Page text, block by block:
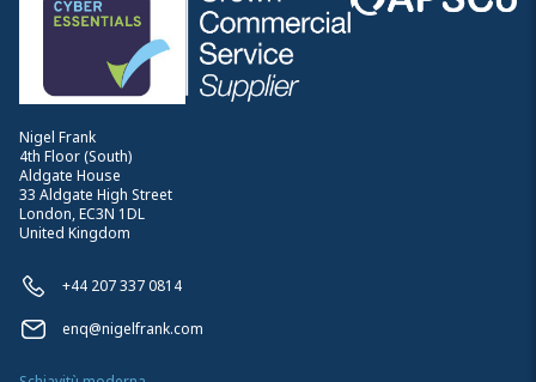
Nigel Frank
4th Floor (South)
Aldgate House
33 Aldgate High Street
London, EC3N 1DL
United Kingdom
+44 207 337 0814
enq@nigelfrank.com